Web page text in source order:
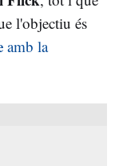
l'objectiu és
amb la